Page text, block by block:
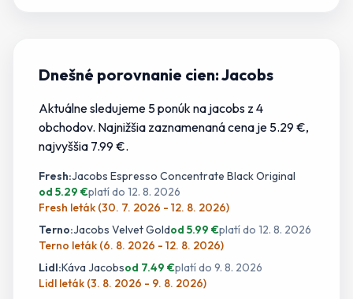
Dnešné porovnanie cien:Jacobs
Aktuálne sledujeme 5ponúkna jacobs z 4
obchodov. Najnižšia zaznamenaná cena je 5.29 €,
najvyššia 7.99 €.
Fresh:Jacobs Espresso Concentrate Black Original
od 5.29 €platí do 12. 8. 2026
Fresh leták (30. 7. 2026 - 12. 8. 2026)
Terno:Jacobs Velvet Goldod 5.99 €platí do 12. 8. 2026
Terno leták (6. 8. 2026 - 12. 8. 2026)
Lidl:Káva Jacobsod 7.49 €platí do 9. 8. 2026
Lidl leták (3. 8. 2026 - 9. 8. 2026)